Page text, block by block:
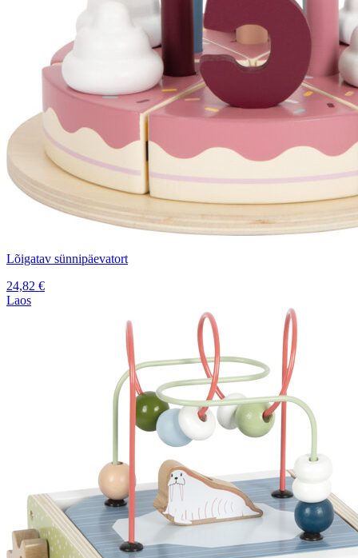
Lõigatav sünnipäevatort
24,82 €
Laos